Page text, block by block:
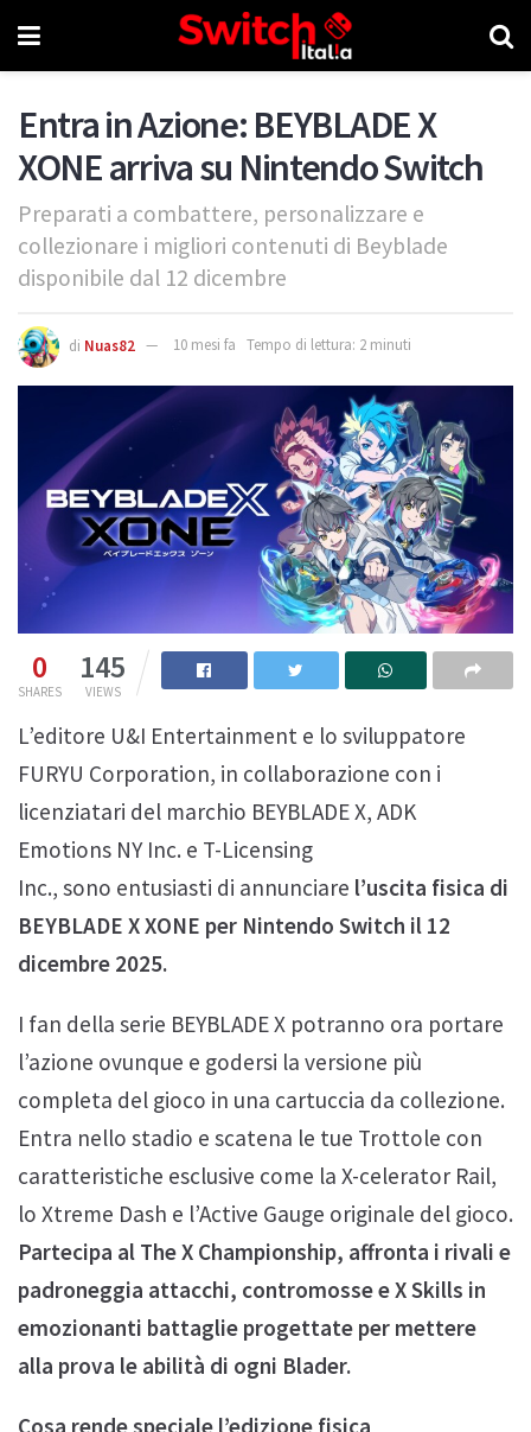
Entra in Azione: BEYBLADE X
XONE arriva su Nintendo Switch
Preparati a combattere, personalizzare e
collezionare i migliori contenuti di Beyblade
disponibile dal 12 dicembre
di Nuas82 10 mesi fa Tempo di lettura: 2 minuti
0
SHARES
145
VIEWS
L’editore U&I Entertainment e lo sviluppatore
FURYU Corporation, in collaborazione con i
licenziatari del marchio BEYBLADE X, ADK
Emotions NY Inc. e T-Licensing
Inc., sono entusiasti di annunciare l’uscita fisica di
BEYBLADE X XONE per Nintendo Switch il 12
dicembre 2025.
I fan della serie BEYBLADE X potranno ora portare
l’azione ovunque e godersi la versione più
completa del gioco in una cartuccia da collezione.
Entra nello stadio e scatena le tue Trottole con
caratteristiche esclusive come la X-celerator Rail,
lo Xtreme Dash e l’Active Gauge originale del gioco.
Partecipa al The X Championship, affronta i rivali e
padroneggia attacchi, contromosse e X Skills in
emozionanti battaglie progettate per mettere
alla prova le abilità di ogni Blader.
Cosa rende speciale l’edizione fisica